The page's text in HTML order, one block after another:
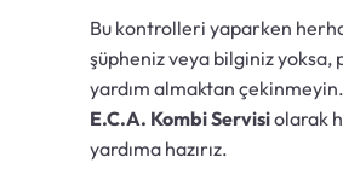
Bu kontrolleri yaparken
şüpheniz veya bilginiz yoksa,
yardım almaktan çekinmeyin.
E.C.A. Kombi Servisiolarak
yardıma hazırız.